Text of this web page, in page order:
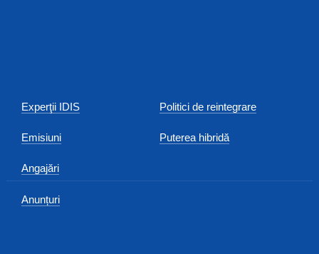
Experţii IDIS
Emisiuni
Angajări
Anunțuri
Politici de reintegrare
Puterea hibridă